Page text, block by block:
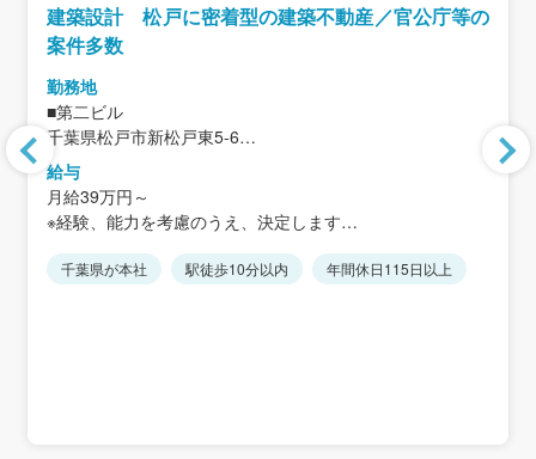
建築設計 松戸に密着型の建築不動産／官公庁等の
案件多数
勤務地
■第二ビル
千葉県松戸市新松戸東5-6
＜アクセス＞
JR常磐線・武蔵野線「新松戸駅」より徒歩7分
給与
月給39万円～
※経験、能力を考慮のうえ、決定します
超過分は別途支給します。
千葉県が本社 駅徒歩10分以内 年間休日115日以上